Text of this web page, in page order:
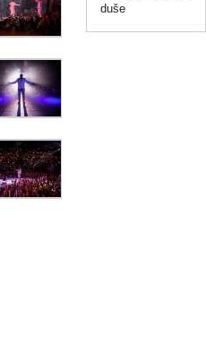
duše